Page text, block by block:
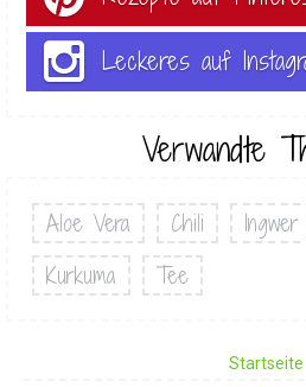
Leckeres auf
Verwandte
Aloe Vera Chili Ingwer
Kurkuma
Tee
Startseite